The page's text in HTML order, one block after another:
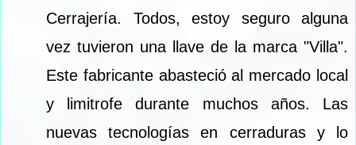
Cerrajería. Todos, estoy seguro alguna
vez tuvieron una llave de la marca "Villa".
Este fabricante abasteció al mercado local
y limitrofe durante muchos años. Las
nuevas tecnologías en cerraduras y lo